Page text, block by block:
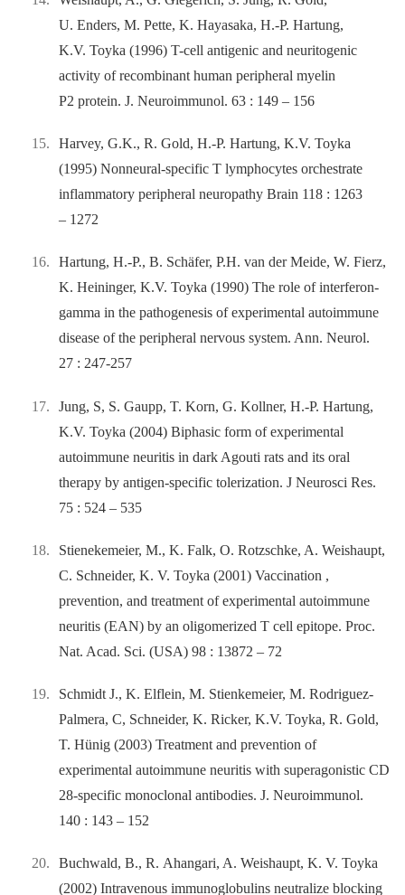
U. Enders, M. Pette, K. Hayasaka, H.-P. Hartung,
K.V. Toyka (1996) T-cell antigenic and neuritogenic
activity of recombinant human peripheral myelin
P2 protein. J. Neuroimmunol. 63 : 149 –⁠ 156
Harvey, G.K., R. Gold, H.-P. Hartung, K.V. Toyka
(1995) Nonneural-specific T lymphocytes orchestrate
inflammatory peripheral neuropathy Brain 118 : 1263
–⁠ 1272
Hartung, H.-P., B. Schäfer, P.H. van der Meide, W. Fierz,
K. Heininger, K.V. Toyka (1990) The role of interferon-
gamma in the pathogenesis of experimental autoimmune
disease of the peripheral nervous system. Ann. Neurol.
27 : 247-257
Jung, S, S. Gaupp, T. Korn, G. Kollner, H.-P. Hartung,
K.V. Toyka (2004) Biphasic form of experimental
autoimmune neuritis in dark Agouti rats and its oral
therapy by antigen-specific tolerization. J Neurosci Res.
75 : 524 –⁠ 535
Stienekemeier, M., K. Falk, O. Rotzschke, A. Weishaupt,
C. Schneider, K. V. Toyka (2001) Vaccination ,
prevention, and treatment of experimental autoimmune
neuritis (EAN) by an oligomerized T cell epitope. Proc.
Nat. Acad. Sci. (USA) 98 : 13872 –⁠ 72
Schmidt J., K. Elflein, M. Stienkemeier, M. Rodriguez-
Palmera, C, Schneider, K. Ricker, K.V. Toyka, R. Gold,
T. Hünig (2003) Treatment and prevention of
experimental autoimmune neuritis with superagonistic CD
28-specific monoclonal antibodies. J. Neuroimmunol.
140 : 143 –⁠ 152
Buchwald, B., R. Ahangari, A. Weishaupt, K. V. Toyka
(2002) Intravenous immunoglobulins neutralize blocking